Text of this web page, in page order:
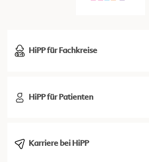
HiPP für Fachkreise
HiPP für Patienten
Karriere bei HiPP